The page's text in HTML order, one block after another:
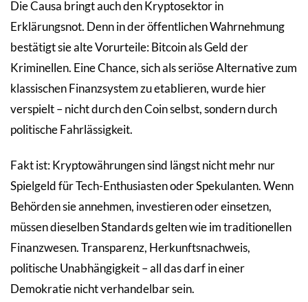
Die Causa bringt auch den Kryptosektor in
Erklärungsnot. Denn in der öffentlichen Wahrnehmung
bestätigt sie alte Vorurteile: Bitcoin als Geld der
Kriminellen. Eine Chance, sich als seriöse Alternative zum
klassischen Finanzsystem zu etablieren, wurde hier
verspielt – nicht durch den Coin selbst, sondern durch
politische Fahrlässigkeit.
Fakt ist: Kryptowährungen sind längst nicht mehr nur
Spielgeld für Tech-Enthusiasten oder Spekulanten. Wenn
Behörden sie annehmen, investieren oder einsetzen,
müssen dieselben Standards gelten wie im traditionellen
Finanzwesen. Transparenz, Herkunftsnachweis,
politische Unabhängigkeit – all das darf in einer
Demokratie nicht verhandelbar sein.